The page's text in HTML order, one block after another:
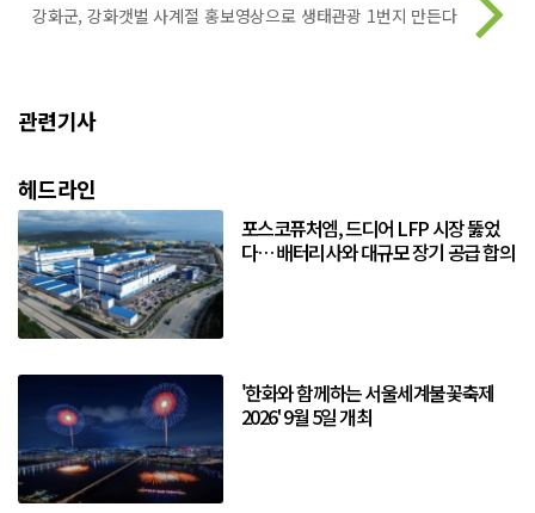
강화군, 강화갯벌 사계절 홍보영상으로 생태관광 1번지 만든다
관련기사
헤드라인
포스코퓨처엠, 드디어 LFP 시장 뚫었
다… 배터리사와 대규모 장기 공급 합의
'한화와 함께하는 서울세계불꽃축제
2026' 9월 5일 개최